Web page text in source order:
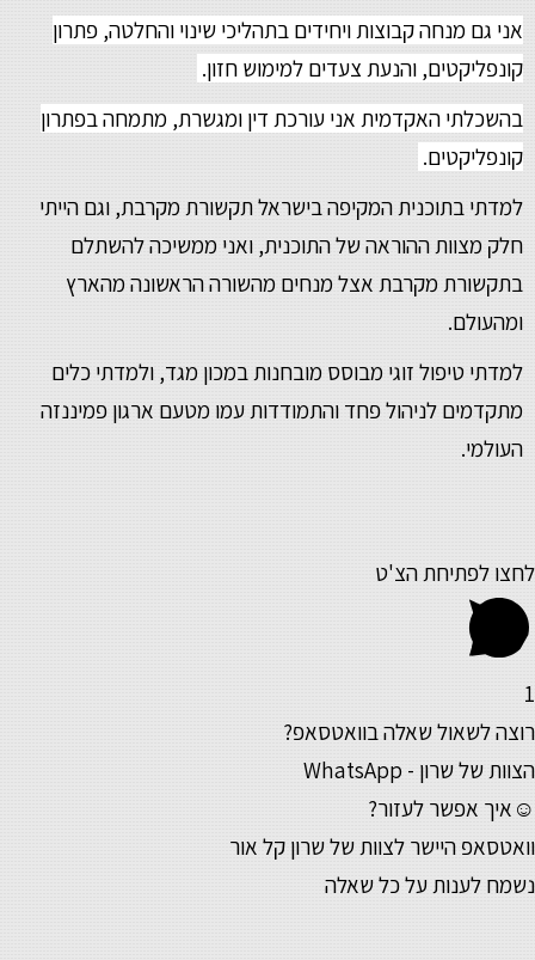
אני גם מנחה קבוצות ויחידים בתהליכי שינוי והחלטה, פתרון
קונפליקטים, והנעת צעדים למימוש חזון.
בהשכלתי האקדמית אני עורכת דין ומגשרת, מתמחה בפתרון
קונפליקטים.
למדתי בתוכנית המקיפה בישראל תקשורת מקרבת, וגם הייתי
חלק מצוות ההוראה של התוכנית, ואני ממשיכה להשתלם
בתקשורת מקרבת אצל מנחים מהשורה הראשונה מהארץ
ומהעולם.
למדתי טיפול זוגי מבוסס מובחנות במכון מגד, ולמדתי כלים
מתקדמים לניהול פחד והתמודדות עמו מטעם ארגון פמיננזה
העולמי.
לחצו לפתיחת הצ'ט
1
רוצה לשאול שאלה בוואטסאפ?
הצוות של שרון - WhatsApp
☺איך אפשר לעזור?
וואטסאפ היישר לצוות של שרון קל אור
נשמח לענות על כל שאלה